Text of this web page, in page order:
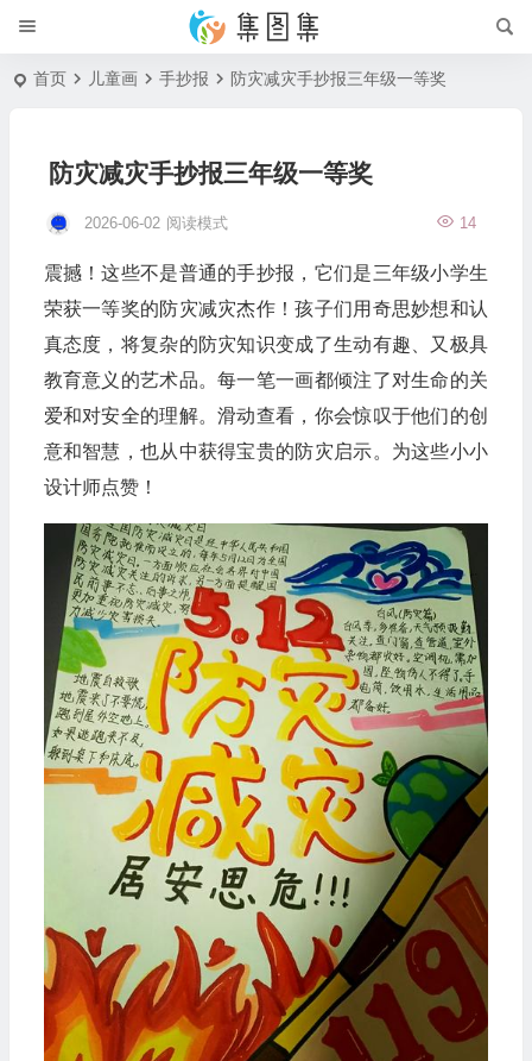
首页 儿童画 手抄报 防灾减灾手抄报三年级一等奖
防灾减灾手抄报三年级一等奖
2026-06-02 14
阅读模式
震撼！这些不是普通的手抄报，它们是三年级小学生
荣获一等奖的防灾减灾杰作！孩子们用奇思妙想和认
真态度，将复杂的防灾知识变成了生动有趣、又极具
教育意义的艺术品。每一笔一画都倾注了对生命的关
爱和对安全的理解。滑动查看，你会惊叹于他们的创
意和智慧，也从中获得宝贵的防灾启示。为这些小小
设计师点赞！